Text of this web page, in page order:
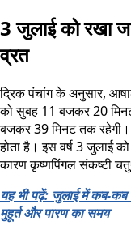
3 जुलाई को रखा
व्रत
द्रिक पंचांग के अनुसार,
को सुबह 11 बजकर 20
बजकर 39 मिनट तक रहेगी।
होता है। इस वर्ष 3 जुलाई
कारण कृष्णपिंगल संकष्टी
यह भी पढ़ें: जुलाई में कब-कब
मुहूर्त और पारण का समय